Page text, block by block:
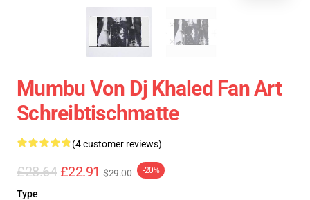
Mumbu Von Dj Khaled Fan Art
Schreibtischmatte
(4 customer reviews)
£28.64 £22.91 $29.00 -20%
Type